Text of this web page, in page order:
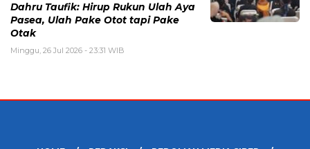
Dahru Taufik: Hirup Rukun Ulah Aya
Pasea, Ulah Pake Otot tapi Pake
Otak
Minggu, 26 Jul 2026 - 23:31 WIB